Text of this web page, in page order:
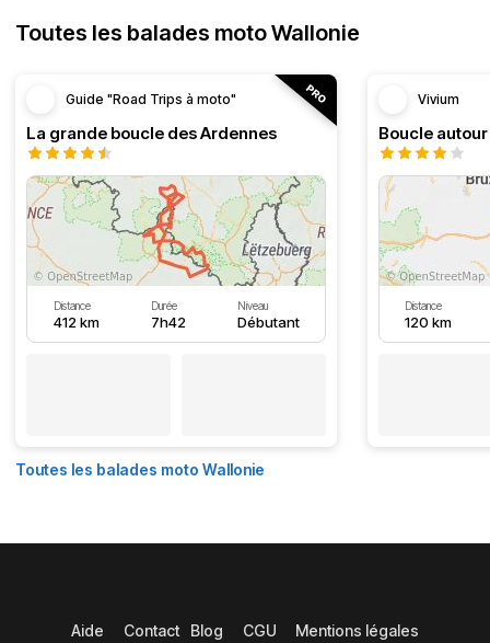
Toutes les balades moto Wallonie
Guide "Road Trips à moto"
La grande boucle des Ardennes
Distance
412 km
Durée
7h42
Niveau
Débutant
Vivium
Distance
120 km
Toutes les balades moto Wallonie
Aide Contact Blog CGU Mentions légales